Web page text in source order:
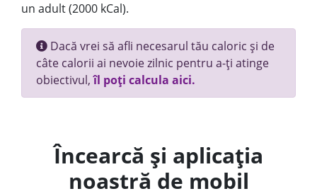
un adult (2000 kCal).
Dacă vrei să afli necesarul tău caloric și de
câte calorii ai nevoie zilnic pentru a-ți atinge
obiectivul,îl poți calcula aici.
Încearcă și aplicația
noastră de mobil